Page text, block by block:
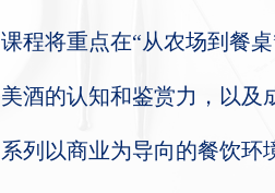
课程将重点在“从农场到餐
美酒的认知和鉴赏力，以及
系列以商业为导向的餐饮环